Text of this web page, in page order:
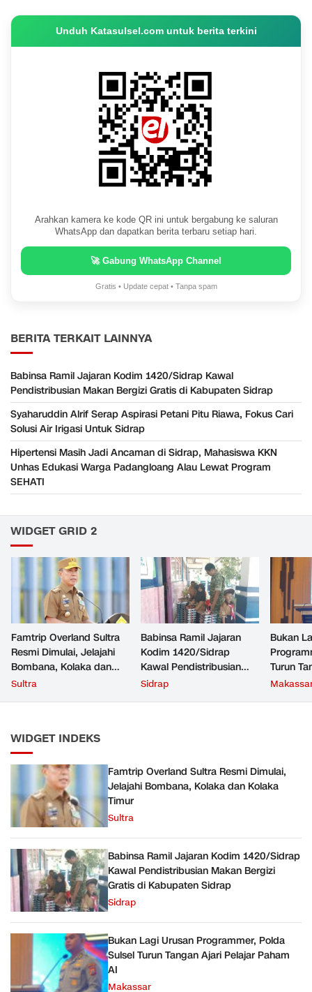
Unduh Katasulsel.com untuk berita terkini
Arahkan kamera ke kode QR ini untuk bergabung ke saluran
WhatsApp dan dapatkan berita terbaru setiap hari.
🚀 Gabung WhatsApp Channel
Gratis • Update cepat • Tanpa spam
BERITA TERKAIT LAINNYA
Babinsa Ramil Jajaran Kodim 1420/Sidrap Kawal
Pendistribusian Makan Bergizi Gratis di Kabupaten Sidrap
Syaharuddin Alrif Serap Aspirasi Petani Pitu Riawa, Fokus Cari
Solusi Air Irigasi Untuk Sidrap
Hipertensi Masih Jadi Ancaman di Sidrap, Mahasiswa KKN
Unhas Edukasi Warga Padangloang Alau Lewat Program
SEHATI
WIDGET GRID 2
Famtrip Overland Sultra
Resmi Dimulai, Jelajahi
Bombana, Kolaka dan
Kolaka Timur
Sultra
Babinsa Ramil Jajaran
Kodim 1420/Sidrap
Kawal Pendistribusian
Makan Bergizi Gratis di
Sidrap
Bukan
Turun
Paham
WIDGET INDEKS
Famtrip Overland Sultra Resmi Dimulai,
Jelajahi Bombana, Kolaka dan Kolaka
Timur
Sultra
Babinsa Ramil Jajaran Kodim 1420/Sidrap
Kawal Pendistribusian Makan Bergizi
Gratis di Kabupaten Sidrap
Sidrap
Bukan Lagi Urusan Programmer, Polda
Sulsel Turun Tangan Ajari Pelajar Paham
AI
Makassar